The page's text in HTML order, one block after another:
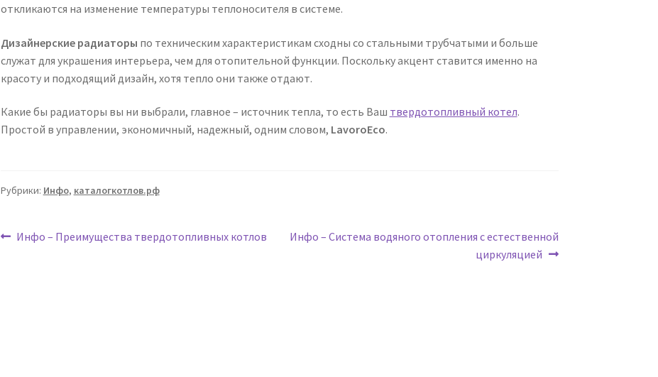
откликаются на изменение температуры теплоносителя в системе.
Дизайнерские радиаторы по техническим характеристикам сходны со стальными трубчатыми и больше
служат для украшения интерьера, чем для отопительной функции. Поскольку акцент ставится именно на
красоту и подходящий дизайн, хотя тепло они также отдают.
Какие бы радиаторы вы ни выбрали, главное – источник тепла, то есть Ваш твердотопливный котел.
Простой в управлении, экономичный, надежный, одним словом, LavoroEco.
Рубрики: Инфо, каталогкотлов.рф
Навигация
Предыдущая
Инфо – Преимущества твердотопливных котлов
Следующая
Инфо – Система водяного отопления с естественной
циркуляцией